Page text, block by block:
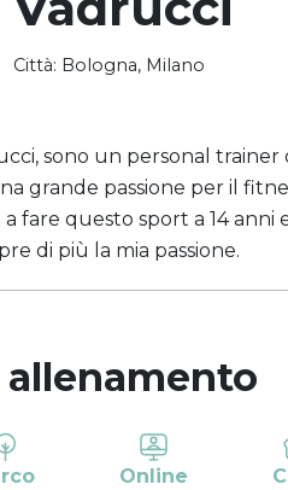
Città: Bologna, Milano
sono un personal
grande passione per il
fare questo sport a 14 anni
di più la mia passione.
Online